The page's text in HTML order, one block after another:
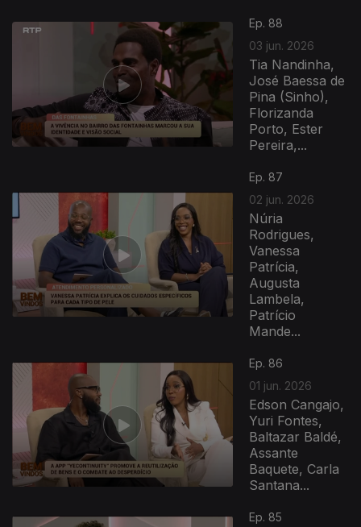
Ep. 88
03 jun. 2026
Tia Nandinha,
José Baessa de
Pina (Sinho),
Florizanda
Porto, Ester
Pereira,...
Ep. 87
02 jun. 2026
Núria
Rodrigues,
Vanessa
Patrícia,
Augusta
Lambela,
Patrício
Mande...
Ep. 86
01 jun. 2026
Edson Cangajo,
Yuri Fontes,
Baltazar Baldé,
Assante
Baquete, Carla
Santana...
Ep. 85